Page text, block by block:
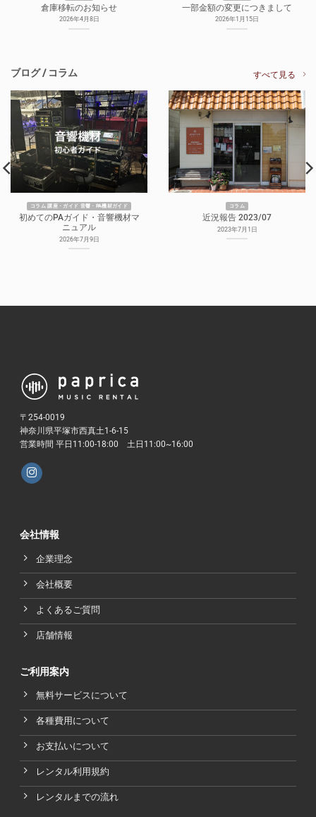
倉庫移転のお知らせ
2026年4月8日
一部金額の変更につきまして
2026年1月15日
ブログ / コラム すべて見る
コラム 講座・ガイド 音響・PA機材ガイド
初めてのPAガイド・音響機材マ
ニュアル
2026年7月9日
コラム
近況報告 2023/07
2023年7月1日
〒254-0019
神奈川県平塚市西真土1-6-15
営業時間 平日11:00-18:00 土日11:00~16:00
会社情報
企業理念
会社概要
よくあるご質問
店舗情報
ご利用案内
無料サービスについて
各種費用について
お支払いについて
レンタル利用規約
レンタルまでの流れ